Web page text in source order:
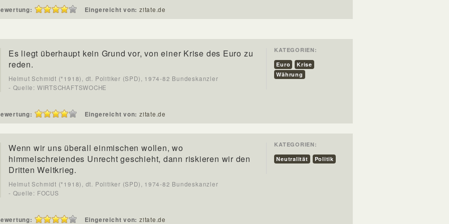
Eingereicht von: zitate.de
Es liegt überhaupt kein Grund vor, von einer Krise des Euro zu
reden.
Helmut Schmidt (*1918), dt. Politiker (SPD), 1974-82 Bundeskanzler
- Quelle: WIRTSCHAFTSWOCHE
KATEGORIEN:
Euro
Krise
Währung
Eingereicht von: zitate.de
Wenn wir uns überall einmischen wollen, wo
himmelschreiendes Unrecht geschieht, dann riskieren wir den
Dritten Weltkrieg.
Helmut Schmidt (*1918), dt. Politiker (SPD), 1974-82 Bundeskanzler
- Quelle: FOCUS
KATEGORIEN:
Neutralität
Politik
Eingereicht von: zitate.de